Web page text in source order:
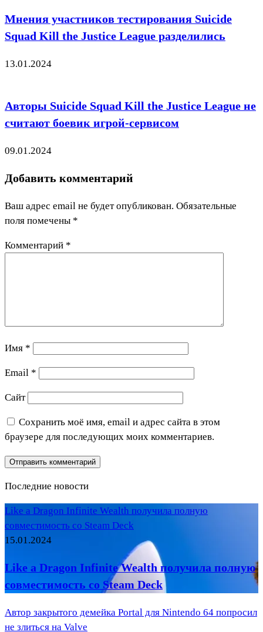
Мнения участников тестирования Suicide
Squad Kill the Justice League разделились
13.01.2024
Авторы Suicide Squad Kill the Justice League не
считают боевик игрой-сервисом
09.01.2024
Добавить комментарий
Ваш адрес email не будет опубликован. Обязательные
поля помечены *
Комментарий *
Имя *
Email *
Сайт
Сохранить моё имя, email и адрес сайта в этом
браузере для последующих моих комментариев.
Последние новости
Like a Dragon Infinite Wealth получила полную
совместимость со Steam Deck
15.01.2024
Like a Dragon Infinite Wealth получила полную
совместимость со Steam Deck
Автор закрытого демейка Portal для Nintendo 64 попросил
не злиться на Valve